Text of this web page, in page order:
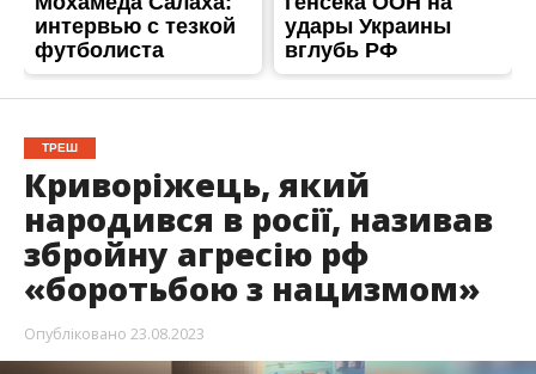
ТРЕШ
Криворіжець, який
народився в росії, називав
збройну агресію рф
«боротьбою з нацизмом»
Опубліковано 23.08.2023